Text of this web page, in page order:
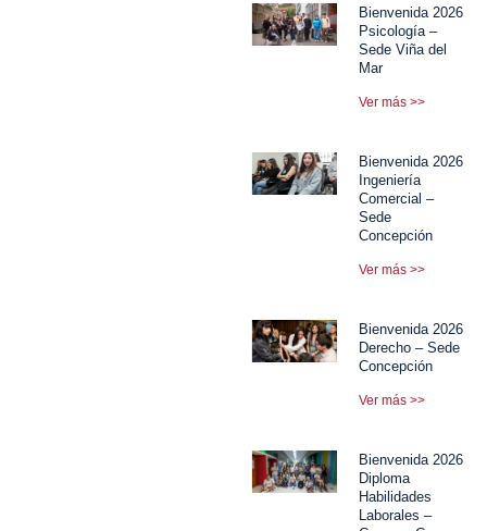
Bienvenida 2026
Psicología –
Sede Viña del
Mar
Ver más >>
Bienvenida 2026
Ingeniería
Comercial –
Sede
Concepción
Ver más >>
Bienvenida 2026
Derecho – Sede
Concepción
Ver más >>
Bienvenida 2026
Diploma
Habilidades
Laborales –